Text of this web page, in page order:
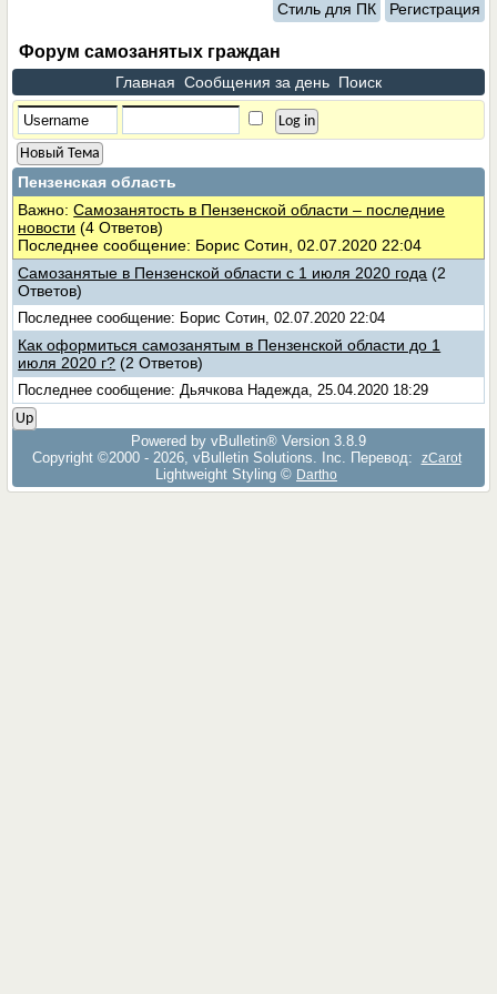
Стиль для ПК Регистрация
Форум самозанятых граждан
Главная Сообщения за день Поиск
Новый Тема
Пензенская область
Важно:Самозанятость в Пензенской области – последние
новости (4 Ответов)
Последнее сообщение: Борис Сотин, 02.07.2020 22:04
Самозанятые в Пензенской области с 1 июля 2020 года (2
Ответов)
Последнее сообщение: Борис Сотин, 02.07.2020 22:04
Как оформиться самозанятым в Пензенской области до 1
июля 2020 г? (2 Ответов)
Последнее сообщение: Дьячкова Надежда, 25.04.2020 18:29
Up
Powered by vBulletin® Version 3.8.9
Copyright ©2000 - 2026, vBulletin Solutions, Inc. Перевод:
zCarot
Lightweight Styling © Dartho